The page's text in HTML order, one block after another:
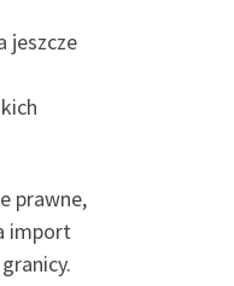
jeszcze
prawne,
import